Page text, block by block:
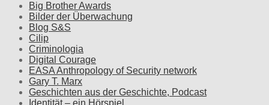
Big Brother Awards
Bilder der Überwachung
Blog S&S
Cilip
Criminologia
Digital Courage
EASA Anthropology of Security network
Gary T. Marx
Geschichten aus der Geschichte, Podcast